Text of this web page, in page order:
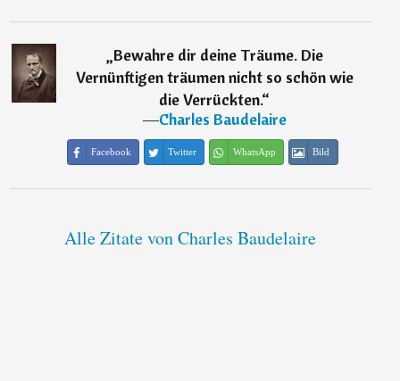
„Bewahre dir deine Träume. Die
Vernünftigen träumen nicht so schön wie
die Verrückten.“
―Charles Baudelaire
Facebook Twitter WhatsApp Bild
Alle Zitate von Charles Baudelaire